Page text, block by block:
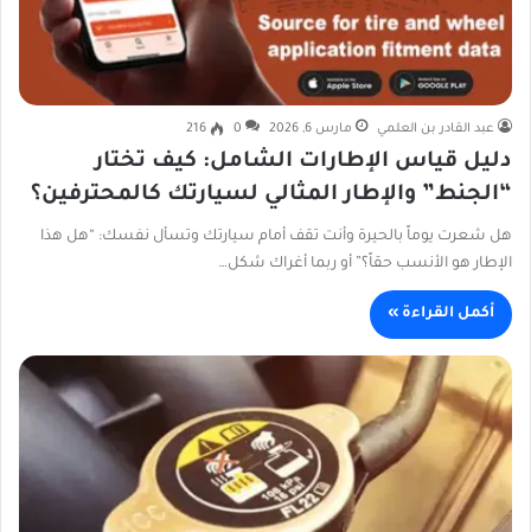
عبد القادر بن العلمي مارس 6, 2026 0
216
دليل قياس الإطارات الشامل: كيف تختار
“الجنط” والإطار المثالي لسيارتك كالمحترفين؟
هل شعرت يوماً بالحيرة وأنت تقف أمام سيارتك وتسأل نفسك: “هل هذا
الإطار هو الأنسب حقاً؟” أو ربما أغراك شكل…
أكمل القراءة »